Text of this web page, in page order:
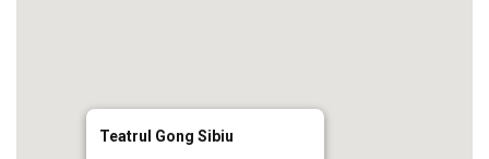
Teatrul Gong Sibiu